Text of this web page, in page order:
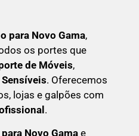
para Novo Gama,
os portes que
de Móveis,
. Oferecemos
lojas e galpões com
.
Novo Gama e